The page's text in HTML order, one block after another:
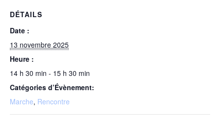
DÉTAILS
Date :
13 novembre 2025
Heure :
14 h 30 min - 15 h 30 min
Catégories d’Évènement:
Marche, Rencontre